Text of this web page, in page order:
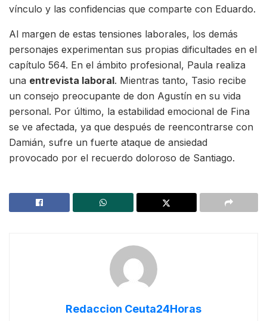
vínculo y las confidencias que comparte con Eduardo.
Al margen de estas tensiones laborales, los demás
personajes experimentan sus propias dificultades en el
capítulo 564. En el ámbito profesional, Paula realiza
una entrevista laboral. Mientras tanto, Tasio recibe
un consejo preocupante de don Agustín en su vida
personal. Por último, la estabilidad emocional de Fina
se ve afectada, ya que después de reencontrarse con
Damián, sufre un fuerte ataque de ansiedad
provocado por el recuerdo doloroso de Santiago.
Redaccion Ceuta24Horas